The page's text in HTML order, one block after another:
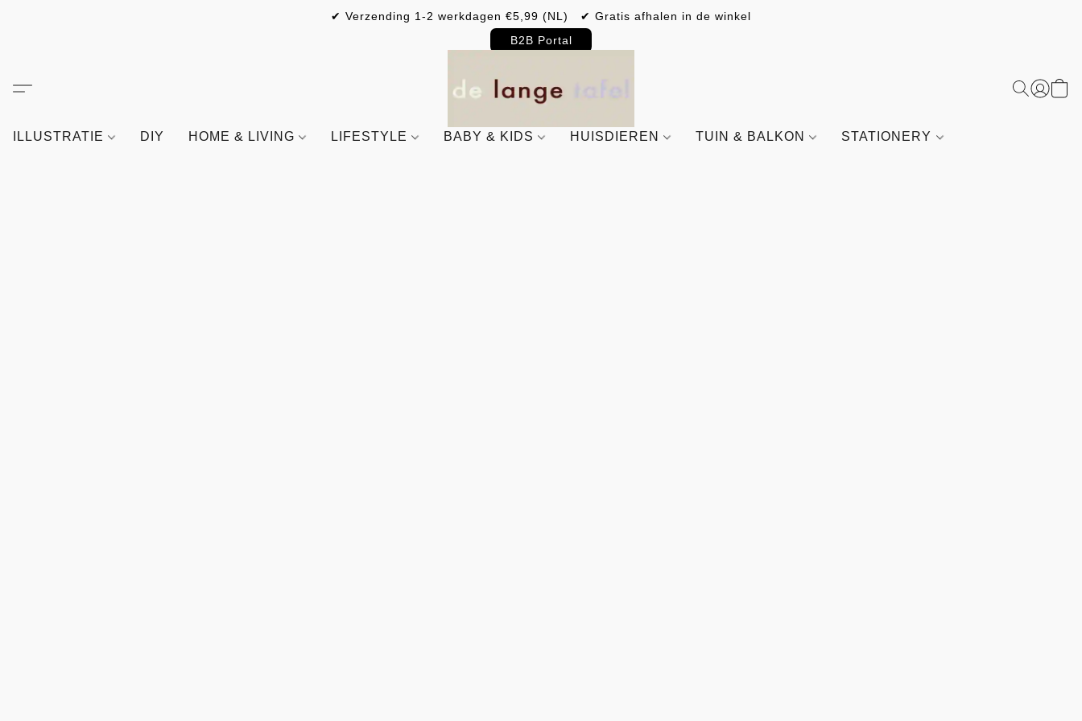
✔ Verzending 1-2 werkdagen €5,99 (NL) ✔ Gratis afhalen in de winkel
B2B Portal
ILLUSTRATIE DIY HOME & LIVING LIFESTYLE BABY & KIDS HUISDIEREN TUIN & BALKON STATIONERY